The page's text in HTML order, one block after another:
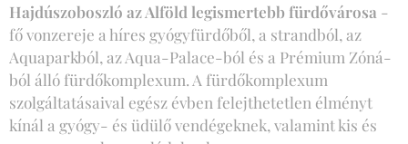
Hajdúszoboszló az Alföld legismertebb fürdővárosa -
fő vonzereje a híres gyógyfürdőből, a strandból, az
Aquaparkból, az Aqua-Palace-ból és a Prémium Zóná-
ból álló fürdőkomplexum. A fürdőkomplexum
szolgáltatásaival egész évben felejthetetlen élményt
kínál a gyógy- és üdülő vendégeknek, valamint kis és